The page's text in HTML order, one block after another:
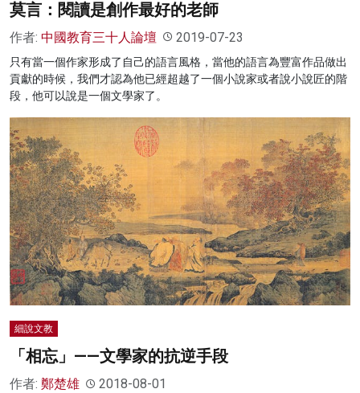
莫言：閱讀是創作最好的老師
作者: 中國教育三十人論壇 2019-07-23
只有當一個作家形成了自己的語言風格，當他的語言為豐富作品做出
貢獻的時候，我們才認為他已經超越了一個小說家或者說小說匠的階
段，他可以說是一個文學家了。
細說文教
「相忘」——文學家的抗逆手段
作者: 鄭楚雄 2018-08-01